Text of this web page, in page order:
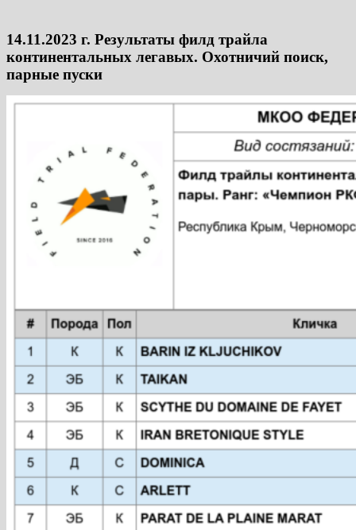
14.11.2023 г. Результаты филд трайла
континентальных легавых. Охотничий поиск,
парные пуски